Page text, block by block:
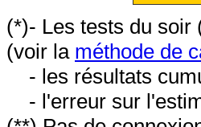
(*)- Les tests du soir
(voir la méthode de
- les résultats
- l'erreur sur